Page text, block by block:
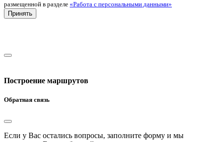
размещенной в разделе «Работа с персональными данными»
Принять
Построение маршрутов
Обратная связь
Если у Вас остались вопросы, заполните форму и мы